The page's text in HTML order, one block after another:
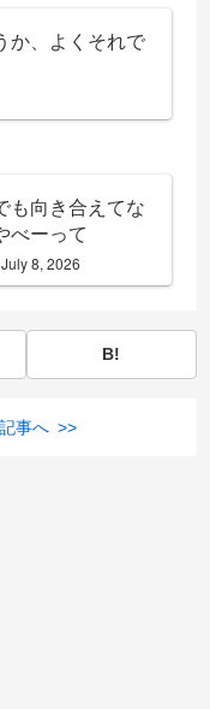
か、よくそれで
も向き合えてな
べーって
July 8, 2026
B!
事へ >>